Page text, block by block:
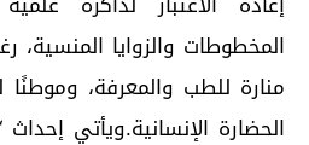
المخطوطات والزوايا
منارة للطب والمعرفة،
الحضارة الإنسانية.ويأتي